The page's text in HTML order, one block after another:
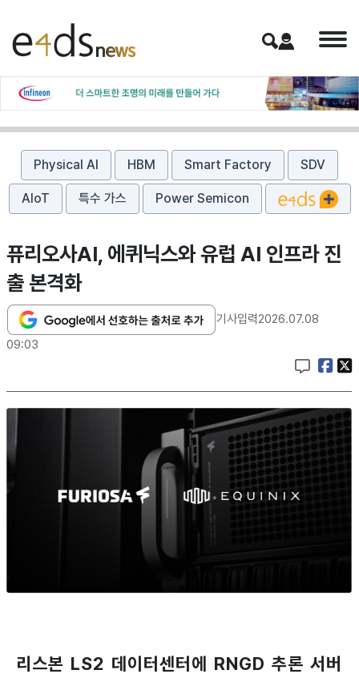
Physical AI HBM Smart Factory SDV
AIoT 특수 가스 Power Semicon
퓨리오사AI, 에퀴닉스와 유럽 AI 인프라 진
출 본격화
기사입력2026.07.08
09:03
리스본 LS2 데이터센터에 RNGD 추론 서버